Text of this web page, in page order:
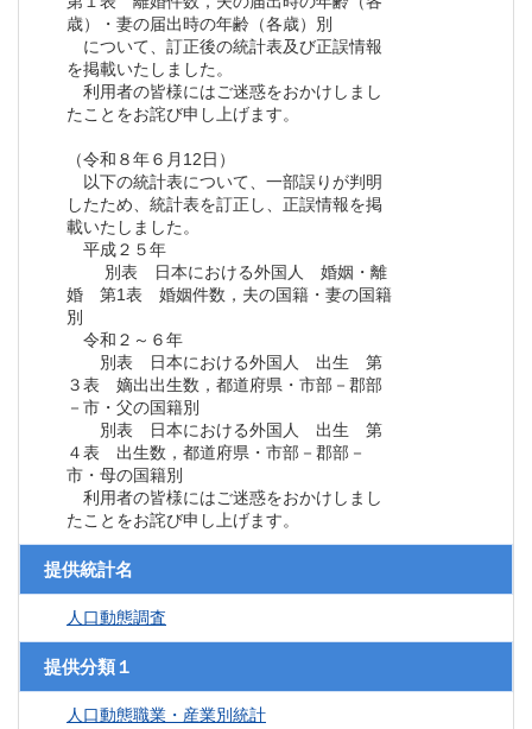
歳）・妻の届出時の年齢（各歳）別
について、訂正後の統計表及び正誤情報
を掲載いたしました。
利用者の皆様にはご迷惑をおかけしまし
たことをお詫び申し上げます。
（令和８年６月12日）
以下の統計表について、一部誤りが判明
したため、統計表を訂正し、正誤情報を掲
載いたしました。
平成２５年
別表 日本における外国人 婚姻・離
婚 第1表 婚姻件数，夫の国籍・妻の国籍
別
令和２～６年
別表 日本における外国人 出生 第
３表 嫡出出生数，都道府県・市部－郡部
－市・父の国籍別
別表 日本における外国人 出生 第
４表 出生数，都道府県・市部－郡部－
市・母の国籍別
利用者の皆様にはご迷惑をおかけしまし
たことをお詫び申し上げます。
提供統計名
人口動態調査
提供分類１
人口動態職業・産業別統計